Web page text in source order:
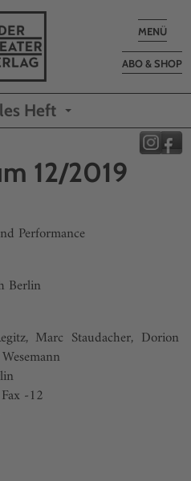
Toggle
MENÜ
ABO & SHOP
Heft
12/2019
Performance
Berlin
Marc Staudacher, Dorion
-12